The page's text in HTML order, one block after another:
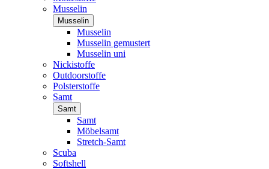
Musselin
Musselin
Musselin
Musselin gemustert
Musselin uni
Nickistoffe
Outdoorstoffe
Polsterstoffe
Samt
Samt
Samt
Möbelsamt
Stretch-Samt
Scuba
Softshell